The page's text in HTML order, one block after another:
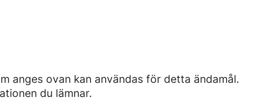
anges ovan kan användas för detta ändamål.
du lämnar.